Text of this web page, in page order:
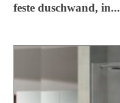
feste duschwand, in...